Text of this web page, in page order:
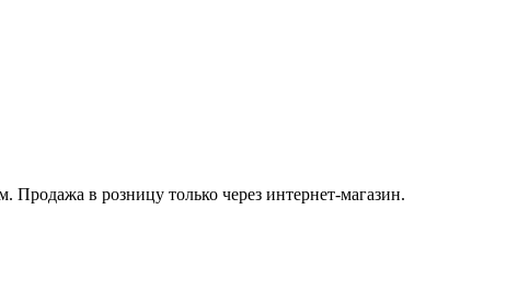
в розницу только через интернет-магазин.